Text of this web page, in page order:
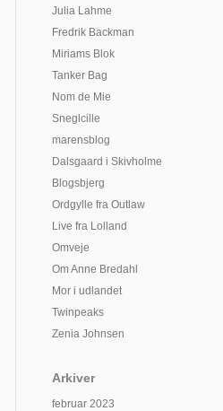
Julia Lahme
Fredrik Backman
Miriams Blok
Tanker Bag
Nom de Mie
Sneglcille
marensblog
Dalsgaard i Skivholme
Blogsbjerg
Ordgylle fra Outlaw
Live fra Lolland
Omveje
Om Anne Bredahl
Mor i udlandet
Twinpeaks
Zenia Johnsen
Arkiver
februar 2023